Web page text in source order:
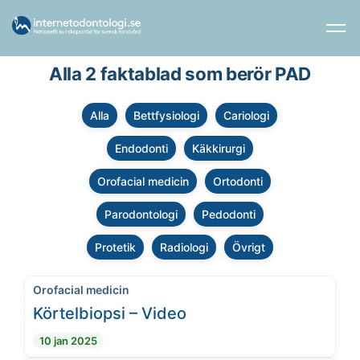
Alla 2 faktablad som berör PAD
Alla Bettfysiologi Cariologi
Endodonti Käkkirurgi
Orofacial medicin Ortodonti
Parodontologi Pedodonti
Protetik Radiologi Övrigt
Orofacial medicin
Körtelbiopsi – Video
10 jan 2025